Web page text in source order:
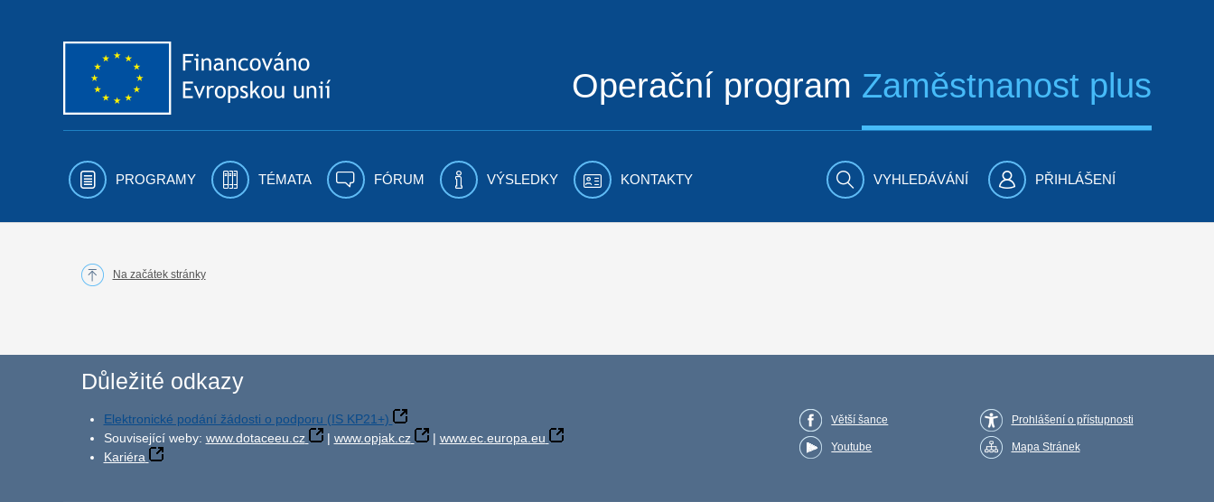
Operační program Zaměstnanost plus
PROGRAMY TÉMATA FÓRUM VÝSLEDKY KONTAKTY VYHLEDÁVÁNÍ PŘIHLÁŠENÍ
Na začátek stránky
Důležité odkazy
Elektronické podání žádosti o podporu (IS KP21+)
Související weby: www.dotaceeu.cz | www.opjak.cz | www.ec.europa.eu
Kariéra
Větší šance
Youtube
Prohlášení o přístupnosti
Mapa Stránek